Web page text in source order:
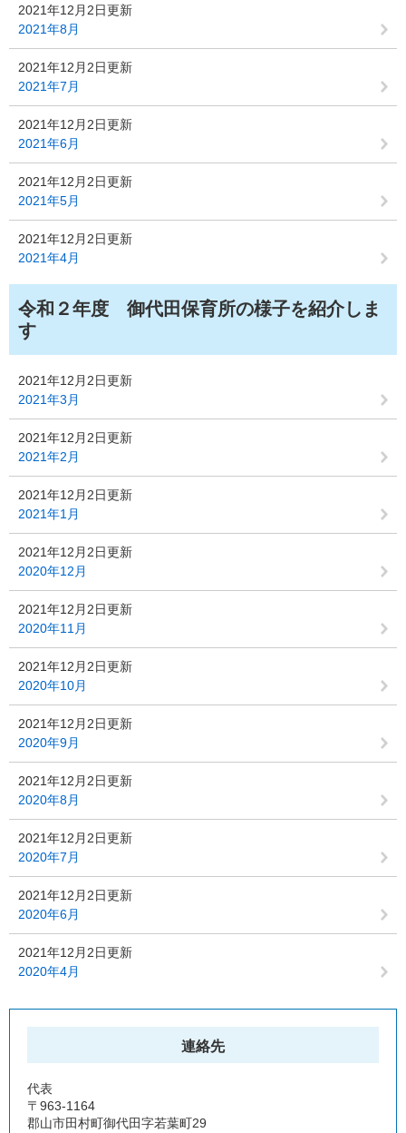
2021年12月2日更新
2021年8月
2021年12月2日更新
2021年7月
2021年12月2日更新
2021年6月
2021年12月2日更新
2021年5月
2021年12月2日更新
2021年4月
令和２年度 御代田保育所の様子を紹介しま
す
2021年12月2日更新
2021年3月
2021年12月2日更新
2021年2月
2021年12月2日更新
2021年1月
2021年12月2日更新
2020年12月
2021年12月2日更新
2020年11月
2021年12月2日更新
2020年10月
2021年12月2日更新
2020年9月
2021年12月2日更新
2020年8月
2021年12月2日更新
2020年7月
2021年12月2日更新
2020年6月
2021年12月2日更新
2020年4月
連絡先
代表
〒963-1164
郡山市田村町御代田字若葉町29